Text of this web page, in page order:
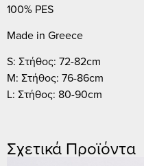
100% PES
Made in Greece
S: Στήθος: 72-82cm
M: Στήθος: 76-86cm
L: Στήθος: 80-90cm
Σχετικά Προϊόντα